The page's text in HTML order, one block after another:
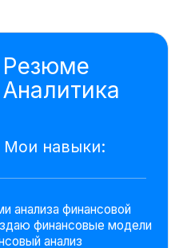
таблиц.